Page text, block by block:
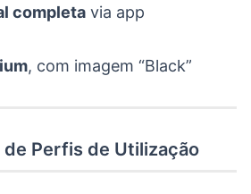
completa via app
, com imagem “Black”
de Perfis de Utilização